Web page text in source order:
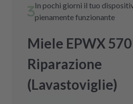
In pochi giorni il tuo
pienamente funzionante
Miele EPWX
Riparazione
(Lavastoviglie)